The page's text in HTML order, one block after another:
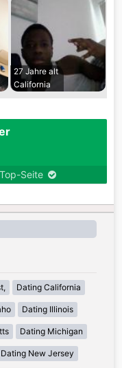
27 Jahre alt
California
Top-Seite
Dating California
Dating Illinois
Dating Michigan
Dating New Jersey